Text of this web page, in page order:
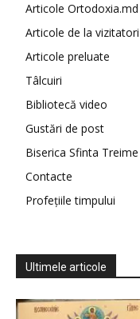
Articole Ortodoxia.md
Articole de la vizitatori
Articole preluate
Tâlcuiri
Bibliotecă video
Gustări de post
Biserica Sfinta Treime
Contacte
Profețiile timpului
Ultimele articole